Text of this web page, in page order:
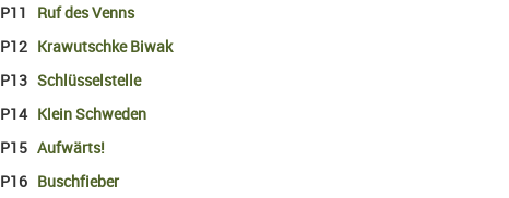
P11 Ruf des Venns
P12 Krawutschke Biwak
P13Schlüsselstelle
P14 Klein Schweden
P15Aufwärts!
P16 Buschfieber